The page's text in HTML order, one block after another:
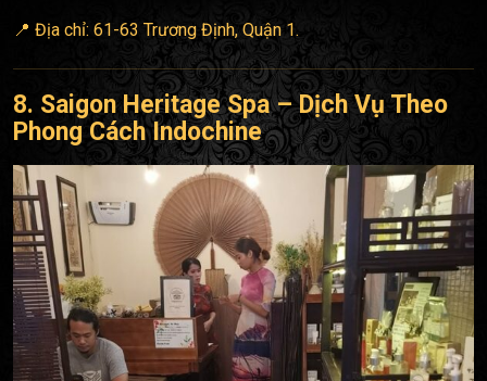
📍 Địa chỉ: 61-63 Trương Định, Quận 1.
8. Saigon Heritage Spa – Dịch Vụ Theo
Phong Cách Indochine